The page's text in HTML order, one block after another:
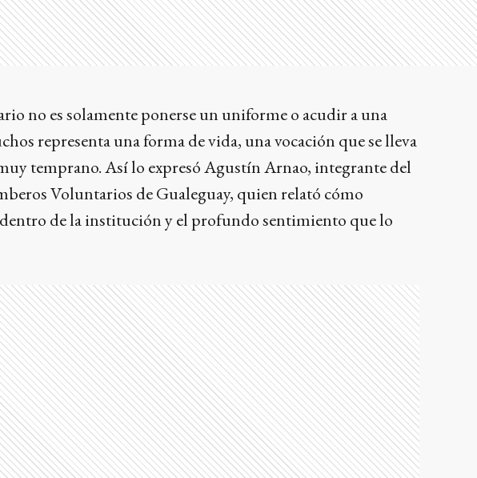
no es solamente ponerse un uniforme o acudir a una
representa una forma de vida, una vocación que se lleva
temprano. Así lo expresó Agustín Arnao, integrante del
Voluntarios de Gualeguay, quien relató cómo
de la institución y el profundo sentimiento que lo